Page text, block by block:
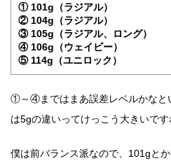
① 101g（ラジアル）
② 104g（ラジアル）
③ 105g（ラジアル、ロング）
④ 106g（ウェイビー）
⑤ 114g（ユニロック）
①～④まではまあ誤差レベルかなと
は5gの違いってけっこう大きいです
僕は前バランス派なので、101gと